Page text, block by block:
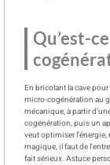
Qu’est-
En bricolant la cave
micro-cogénération au
mécanique, à partir
cogénération, puis un
veut optimiser
magique, il faut de
fait sérieux. Astuce